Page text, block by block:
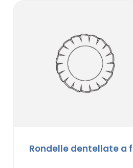
Rondelle dentellate a